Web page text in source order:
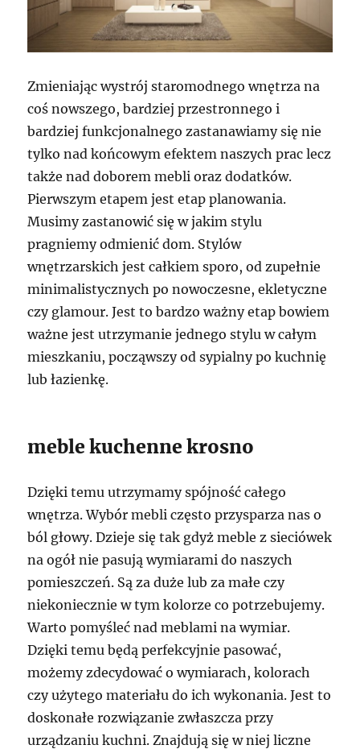
Zmieniając wystrój staromodnego wnętrza na
coś nowszego, bardziej przestronnego i
bardziej funkcjonalnego zastanawiamy się nie
tylko nad końcowym efektem naszych prac lecz
także nad doborem mebli oraz dodatków.
Pierwszym etapem jest etap planowania.
Musimy zastanowić się w jakim stylu
pragniemy odmienić dom. Stylów
wnętrzarskich jest całkiem sporo, od zupełnie
minimalistycznych po nowoczesne, ekletyczne
czy glamour. Jest to bardzo ważny etap bowiem
ważne jest utrzymanie jednego stylu w całym
mieszkaniu, począwszy od sypialny po kuchnię
lub łazienkę.
meble kuchenne krosno
Dzięki temu utrzymamy spójność całego
wnętrza. Wybór mebli często przysparza nas o
ból głowy. Dzieje się tak gdyż meble z sieciówek
na ogół nie pasują wymiarami do naszych
pomieszczeń. Są za duże lub za małe czy
niekoniecznie w tym kolorze co potrzebujemy.
Warto pomyśleć nad meblami na wymiar.
Dzięki temu będą perfekcyjnie pasować,
możemy zdecydować o wymiarach, kolorach
czy użytego materiału do ich wykonania. Jest to
doskonałe rozwiązanie zwłaszcza przy
urządzaniu kuchni. Znajdują się w niej liczne